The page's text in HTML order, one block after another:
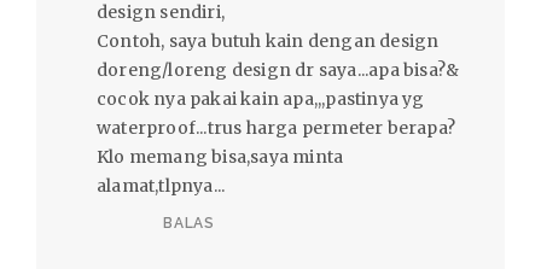
design sendiri,
Contoh, saya butuh kain dengan design
doreng/loreng design dr saya...apa bisa?&
cocok nya pakai kain apa,,,pastinya yg
waterproof...trus harga permeter berapa?
Klo memang bisa,saya minta
alamat,tlpnya...
BALAS